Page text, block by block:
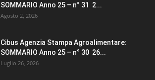
SOMMARIO Anno 25 – n° 31 2...
Agosto 2, 2026
Cibus Agenzia Stampa Agroalimentare:
SOMMARIO Anno 25 – n° 30 26...
Luglio 26, 2026